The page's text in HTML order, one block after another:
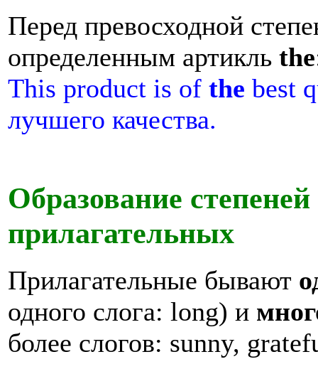
Перед превосходной
определенным артикль the
This product is of the best
лучшего качества.
Образование
прилагательных
Прилагательные бывают
одного слога: long) и
более слогов: sunny,